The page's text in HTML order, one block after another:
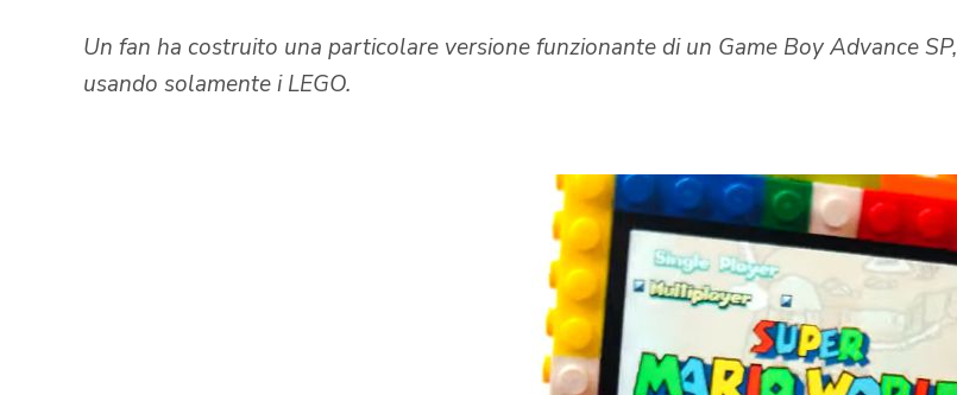
Un fan ha costruito una particolare versione funzionante di un Game Boy Advance SP,
usando solamente i LEGO.